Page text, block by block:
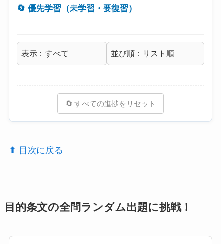
🔄 優先学習（未学習・要復習）
🔄 すべての進捗をリセット
⬆︎ 目次に戻る
目的条文の全問ランダム出題に挑戦！